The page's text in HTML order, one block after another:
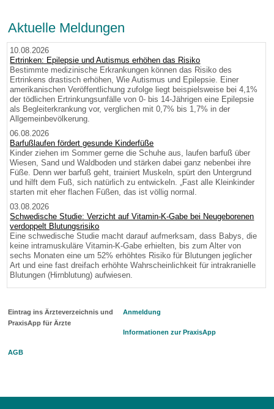
Aktuelle Meldungen
10.08.2026
Ertrinken: Epilepsie und Autismus erhöhen das Risiko
Bestimmte medizinische Erkrankungen können das Risiko des
Ertrinkens drastisch erhöhen, Wie Autismus und Epilepsie. Einer
amerikanischen Veröffentlichung zufolge liegt beispielsweise bei 4,1%
der tödlichen Ertrinkungsunfälle von 0- bis 14-Jährigen eine Epilepsie
als Begleiterkrankung vor, verglichen mit 0,7% bis 1,7% in der
Allgemeinbevölkerung.
06.08.2026
Barfußlaufen fördert gesunde Kinderfüße
Kinder ziehen im Sommer gerne die Schuhe aus, laufen barfuß über
Wiesen, Sand und Waldboden und stärken dabei ganz nebenbei ihre
Füße. Denn wer barfuß geht, trainiert Muskeln, spürt den Untergrund
und hilft dem Fuß, sich natürlich zu entwickeln. „Fast alle Kleinkinder
starten mit eher flachen Füßen, das ist völlig normal.
03.08.2026
Schwedische Studie: Verzicht auf Vitamin-K-Gabe bei Neugeborenen
verdoppelt Blutungsrisiko
Eine schwedische Studie macht darauf aufmerksam, dass Babys, die
keine intramuskuläre Vitamin-K-Gabe erhielten, bis zum Alter von
sechs Monaten eine um 52% erhöhtes Risiko für Blutungen jeglicher
Art und eine fast dreifach erhöhte Wahrscheinlichkeit für intrakranielle
Blutungen (Hirnblutung) aufwiesen.
Eintrag ins Ärzteverzeichnis und
PraxisApp für Ärzte
Anmeldung
Informationen zur PraxisApp
AGB